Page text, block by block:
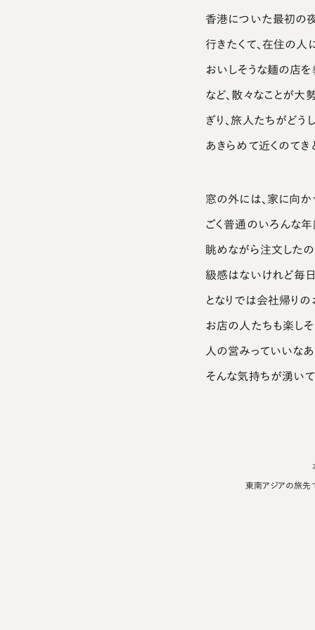
香港についた最初の
行きたくて、在住の人
おいしそうな麺の店を
など、散々なことが大
ぎり、旅人たちがどう
あきらめて近くのてき
窓の外には、家に向か
ごく普通のいろんな年
眺めながら注文した
級感はないけれど毎
となりでは会社帰り
お店の人たちも楽しそ
人の営みっていいな
そんな気持ちが湧いて
東南アジアの旅先